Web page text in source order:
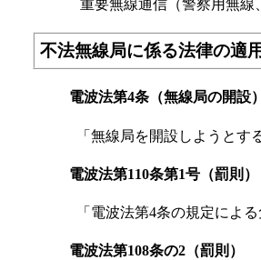
重要無線通信（警察用無線
不法無線局に係る法律の適
電波法第4条（無線局の開設）
「無線局を開設しようとす
電波法第110条第1号（罰則）
「電波法第4条の規定によ
電波法第108条の2（罰則）